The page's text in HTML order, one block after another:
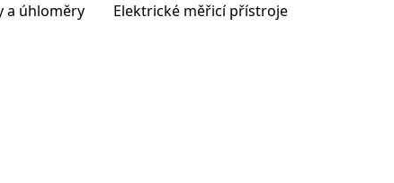
a úhloměry Elektrické měřicí přístroje
Ermenrich Zing TC12